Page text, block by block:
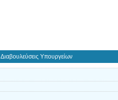
Διαβουλεύσεις Υπουργείων